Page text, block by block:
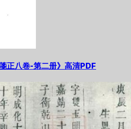
正八卷-第二册》高清PDF